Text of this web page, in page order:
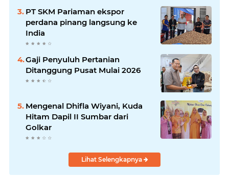
PT SKM Pariaman ekspor
perdana pinang langsung ke
India
Gaji Penyuluh Pertanian
Ditanggung Pusat Mulai 2026
Mengenal Dhifla Wiyani, Kuda
Hitam Dapil II Sumbar dari
Golkar
Lihat Selengkapnya